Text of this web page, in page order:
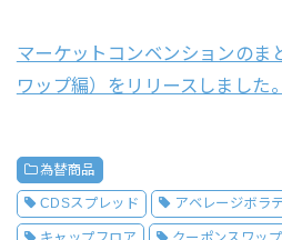
マーケットコンベンションのま
ワップ編）をリリースしました
為替商品
CDSスプレッド アベレージボラ